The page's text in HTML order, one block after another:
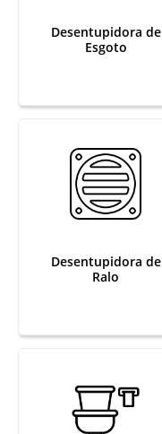
Desentupidora de
Esgoto
Desentupidora de
Ralo